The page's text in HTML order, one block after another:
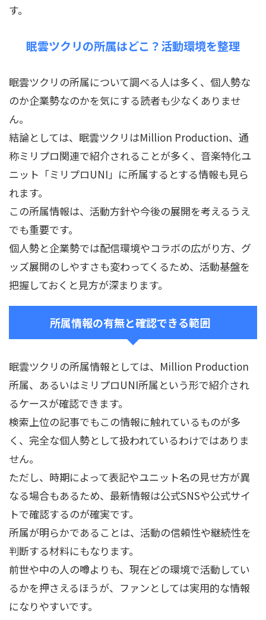
す。
眠雲ツクリの所属はどこ？活動環境を整理
眠雲ツクリの所属について調べる人は多く、個人勢な
のか企業勢なのかを気にする読者も少なくありませ
ん。
結論としては、眠雲ツクリはMillion Production、通
称ミリプロ関連で紹介されることが多く、音楽特化ユ
ニット「ミリプロUNI」に所属するとする情報も見ら
れます。
この所属情報は、活動方針や今後の展開を考えるうえ
でも重要です。
個人勢と企業勢では配信環境やコラボの広がり方、グ
ッズ展開のしやすさも変わってくるため、活動基盤を
把握しておくと見方が深まります。
所属情報の有無と確認できる範囲
眠雲ツクリの所属情報としては、Million Production
所属、あるいはミリプロUNI所属という形で紹介され
るケースが確認できます。
検索上位の記事でもこの情報に触れているものが多
く、完全な個人勢として扱われているわけではありま
せん。
ただし、時期によって表記やユニット名の見せ方が異
なる場合もあるため、最新情報は公式SNSや公式サイ
トで確認するのが確実です。
所属が明らかであることは、活動の信頼性や継続性を
判断する材料にもなります。
前世や中の人の噂よりも、現在どの環境で活動してい
るかを押さえるほうが、ファンとしては実用的な情報
になりやすいです。